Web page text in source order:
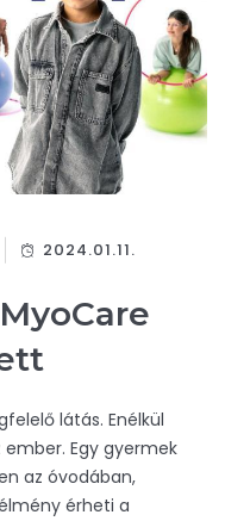
2024.01.11.
látás. Enélkül
Egy gyermek
az óvodában,
érheti a